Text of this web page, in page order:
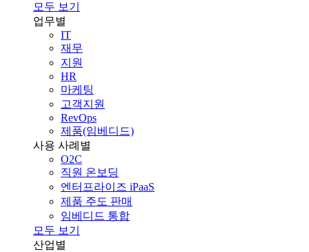
모두 보기
업무별
IT
재무
지원
HR
마케팅
고객지원
RevOps
제품(임베디드)
사용 사례별
O2C
직원 온보딩
엔터프라이즈 iPaaS
제품 주도 판매
임베디드 통합
모두 보기
산업별